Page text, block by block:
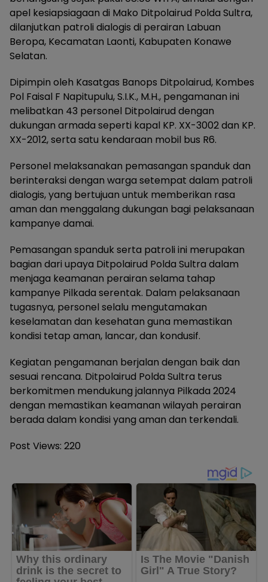
apel kesiapsiagaan di Mako Ditpolairud Polda Sultra,
dilanjutkan patroli dialogis di perairan Labuan
Beropa, Kecamatan Laonti, Kabupaten Konawe
Selatan.
Dipimpin oleh Kasatgas Banops Ditpolairud, Kombes
Pol Faisal F Napitupulu, S.I.K., M.H., pengamanan ini
melibatkan 43 personel Ditpolairud dengan
dukungan armada seperti kapal KP. XX-3002 dan KP.
XX-2012, serta satu kendaraan mobil bus R6.
Personel melaksanakan pemasangan spanduk dan
berinteraksi dengan warga setempat dalam patroli
dialogis, yang bertujuan untuk memberikan rasa
aman dan menggalang dukungan bagi pelaksanaan
kampanye damai.
Pemasangan spanduk serta patroli ini merupakan
bagian dari upaya Ditpolairud Polda Sultra dalam
menjaga keamanan perairan selama tahap
kampanye Pilkada serentak. Dalam pelaksanaan
tugasnya, personel selalu mengutamakan
keselamatan dan kesehatan guna memastikan
kondisi tetap aman, lancar, dan kondusif.
Kegiatan pengamanan berjalan dengan baik dan
sesuai rencana. Ditpolairud Polda Sultra terus
berkomitmen mendukung jalannya Pilkada 2024
dengan memastikan keamanan wilayah perairan
berada dalam kondisi yang aman dan terkendali.
Post Views: 220